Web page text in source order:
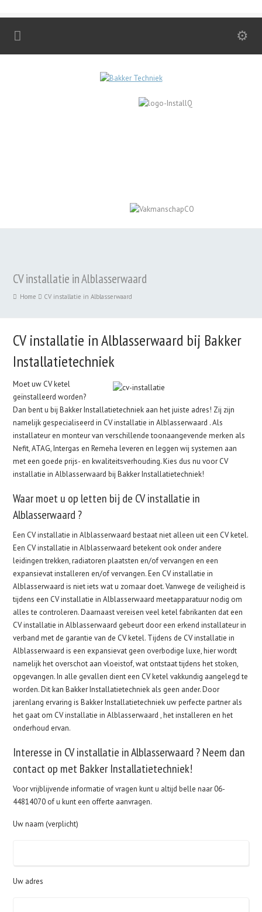
CV installatie in Alblasserwaard
Home CV installatie in Alblasserwaard
CV installatie in Alblasserwaard bij Bakker
Installatietechniek
Moet uw CV ketel
geïnstalleerd worden?
Dan bent u bij Bakker Installatietechniek aan het juiste adres! Zij zijn
namelijk gespecialiseerd in CV installatie in Alblasserwaard . Als
installateur en monteur van verschillende toonaangevende merken als
Nefit, ATAG, Intergas en Remeha leveren en leggen wij systemen aan
met een goede prijs- en kwaliteitsverhouding. Kies dus nu voor CV
installatie in Alblasserwaard bij Bakker Installatietechniek!
Waar moet u op letten bij de CV installatie in
Alblasserwaard ?
Een CV installatie in Alblasserwaard bestaat niet alleen uit een CV ketel.
Een CV installatie in Alblasserwaard betekent ook onder andere
leidingen trekken, radiatoren plaatsten en/of vervangen en een
expansievat installeren en/of vervangen. Een CV installatie in
Alblasserwaard is niet iets wat u zomaar doet. Vanwege de veiligheid is
tijdens een CV installatie in Alblasserwaard meetapparatuur nodig om
alles te controleren. Daarnaast vereisen veel ketel fabrikanten dat een
CV installatie in Alblasserwaard gebeurt door een erkend installateur in
verband met de garantie van de CV ketel. Tijdens de CV installatie in
Alblasserwaard is een expansievat geen overbodige luxe, hier wordt
namelijk het overschot aan vloeistof, wat ontstaat tijdens het stoken,
opgevangen. In alle gevallen dient een CV ketel vakkundig aangelegd te
worden. Dit kan Bakker Installatietechniek als geen ander. Door
jarenlang ervaring is Bakker Installatietechniek uw perfecte partner als
het gaat om CV installatie in Alblasserwaard , het installeren en het
onderhoud ervan.
Interesse in CV installatie in Alblasserwaard ? Neem dan
contact op met Bakker Installatietechniek!
Voor vrijblijvende informatie of vragen kunt u altijd belle naar 06-
44814070 of u kunt een offerte aanvragen.
Uw naam (verplicht)
Uw adres